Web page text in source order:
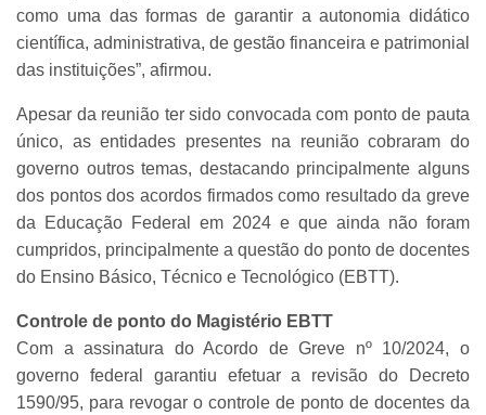
como uma das formas de garantir a autonomia didático
científica, administrativa, de gestão financeira e patrimonial
das instituições”, afirmou.
Apesar da reunião ter sido convocada com ponto de pauta
único, as entidades presentes na reunião cobraram do
governo outros temas, destacando principalmente alguns
dos pontos dos acordos firmados como resultado da greve
da Educação Federal em 2024 e que ainda não foram
cumpridos, principalmente a questão do ponto de docentes
do Ensino Básico, Técnico e Tecnológico (EBTT).
Controle de ponto do Magistério EBTT
Com a assinatura do Acordo de Greve nº 10/2024, o
governo federal garantiu efetuar a revisão do Decreto
1590/95, para revogar o controle de ponto de docentes da